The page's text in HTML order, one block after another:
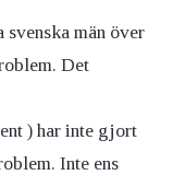
män över
Det
) har inte gjort
Inte ens